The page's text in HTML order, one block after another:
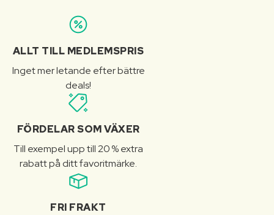
ALLT TILL MEDLEMSPRIS
Inget mer letande efter bättre
deals!
FÖRDELAR SOM VÄXER
Till exempel upp till 20 % extra
rabatt på ditt favoritmärke.
FRI FRAKT